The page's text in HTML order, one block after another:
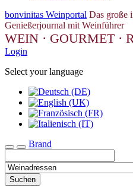
bonvinitas Weinportal Das große
Genießerjournal mit Weinführer
WEIN · GOURMET ·
Login
Select your language
Toggle navigation
Brand
Suchen